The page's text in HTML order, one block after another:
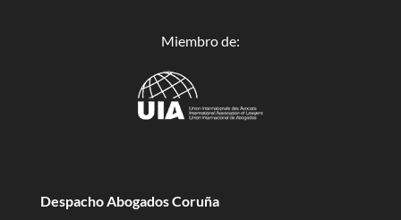
Miembro de:
Despacho Abogados Coruña